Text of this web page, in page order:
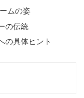
ムの姿
の伝統
の具体ヒント